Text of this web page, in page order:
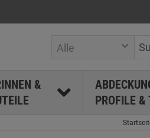
Alle
&
PROFILE &